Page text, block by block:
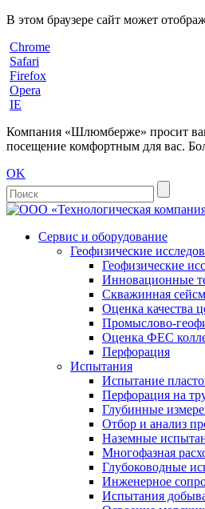
В этом браузере сайт может
Chrome
Safari
Firefox
Opera
IE
Компания «Шлюмберже» просит
посещение комфортным для вас.
OK
Сервис и оборудование
Геофизические
Геофизические
Инновационные
Скважинная
Оценка качества
Промыслово-
Оценка ФЕС
Перфорация
Испытания
Испытание
Перфорация на
Глубинные
Отбор и анализ
Наземные
Многофазная
Глубоководные
Инженерное
Испытания